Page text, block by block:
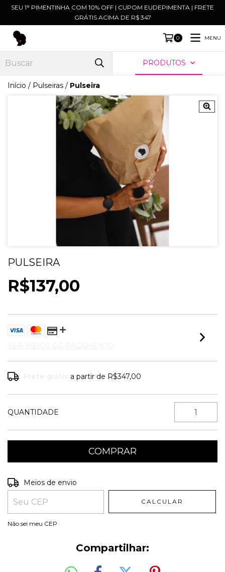
SEU 1° PIMENTINHA COM 10% OFF | CUPOM EUDEPIMENTA | FRETE
GRÁTIS ACIMA DE R$ 347
0 MENU
PRODUTOS
Início / Pulseiras / Pulseira
PULSEIRA
R$137,00
a partir de R$347,00
QUANTIDADE
Entregas para o CEP:
Meios de envio
CALCULAR
Não sei meu CEP
Compartilhar: